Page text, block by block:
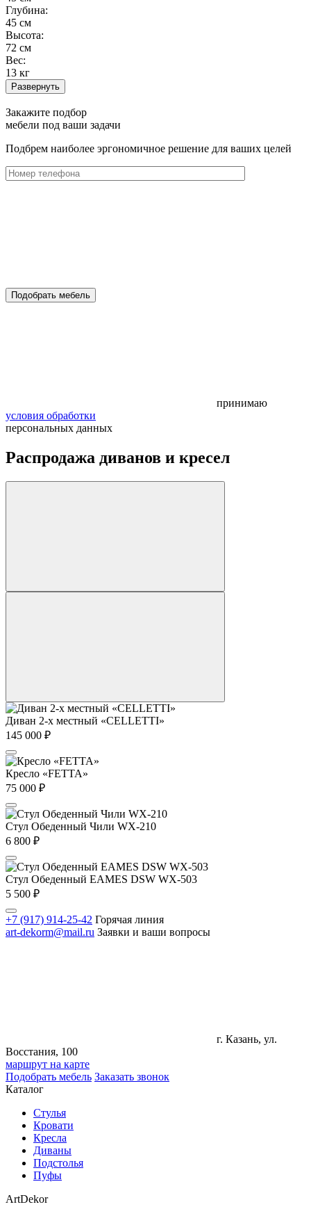
Глубина:
45 см
Высота:
72 см
Вес:
13 кг
Развернуть
Закажите подбор
мебели под ваши задачи
Подбрем наиболее эргономичное решение для ваших целей
Подобрать мебель
принимаю
условия обработки
персональных данных
Распродажа диванов и кресел
Диван 2-х местный «CELLETTI»
145 000 ₽
Кресло «FETTA»
75 000 ₽
Стул Обеденный Чили WX-210
6 800 ₽
Стул Обеденный EAMES DSW WX-503
5 500 ₽
+7 (917) 914-25-42 Горячая линия
art-dekorm@mail.ru Заявки и ваши вопросы
г. Казань, ул.
Восстания, 100
маршрут на карте
Подобрать мебель Заказать звонок
Каталог
Стулья
Кровати
Кресла
Диваны
Подстолья
Пуфы
ArtDekor